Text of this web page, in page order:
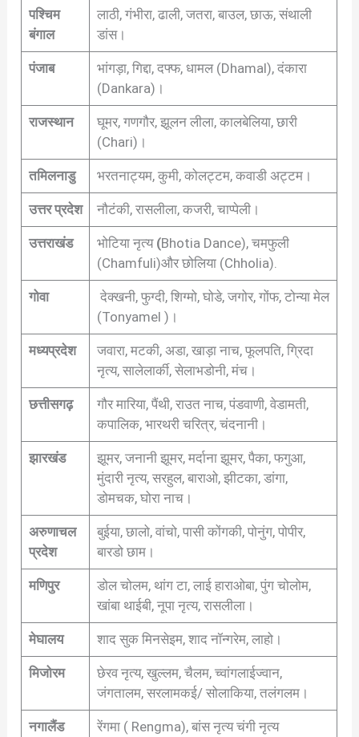
पश्चिम
बंगाल
लाठी, गंभीरा, ढाली, जतरा, बाउल, छाऊ, संथाली
डांस।
पंजाब
भांगड़ा, गिद्दा, दफ्फ, धामल (Dhamal), दंकारा
(Dankara)।
राजस्थान
घूमर, गणगौर, झूलन लीला, कालबेलिया, छारी
(Chari)।
तमिलनाडु भरतनाट्यम, कुमी, कोलट्टम, कवाडी अट्टम।
उत्तर प्रदेश नौटंकी, रासलीला, कजरी, चाप्पेली।
उत्तराखंड भोटिया नृत्य(Bhotia Dance), चमफुली
(Chamfuli)और छोलिया (Chholia).
गोवा
देक्खनी, फुग्दी, शिग्मो, घोडे, जगोर, गोंफ, टोन्या मेल
(Tonyamel )।
मध्यप्रदेश
जवारा, मटकी, अडा, खाड़ा नाच, फूलपति, ग्रिदा
नृत्य, सालेलार्की, सेलाभडोनी, मंच।
छत्तीसगढ़
गौर मारिया, पैंथी, राउत नाच, पंडवाणी, वेडामती,
कपालिक, भारथरी चरित्र, चंदनानी।
झारखंड
झूमर, जनानी झूमर, मर्दाना झूमर, पैका, फगुआ,
मुंदारी नृत्य, सरहुल, बाराओ, झीटका, डांगा,
डोमचक, घोरा नाच।
अरुणाचल
प्रदेश
बुईया, छालो, वांचो, पासी कोंगकी, पोनुंग, पोपीर,
बारडो छाम।
मणिपुर
डोल चोलम, थांग टा, लाई हाराओबा, पुंग चोलोम,
खांबा थाईबी, नूपा नृत्य, रासलीला।
मेघालय शाद सुक मिनसेइम, शाद नॉन्गरेम, लाहो।
मिजोरम
छेरव नृत्य, खुल्लम, चैलम, च्वांगलाईज्वान,
जंगतालम, सरलामकई/ सोलाकिया, तलंगलम।
नगालैंड रेंगमा ( Rengma), बांस नृत्य चंगी नृत्य